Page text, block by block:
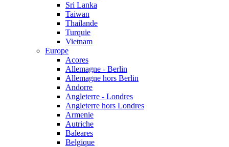
Sri Lanka
Taiwan
Thailande
Turquie
Vietnam
Europe
Acores
Allemagne - Berlin
Allemagne hors Berlin
Andorre
Angleterre - Londres
Angleterre hors Londres
Armenie
Autriche
Baleares
Belgique